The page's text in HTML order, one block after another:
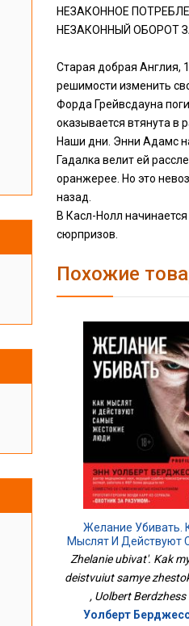
НЕЗАКОННОЕ
НЕЗАКОННЫЙ ОБОРОТ
Старая добрая Англия,
решимости изменить
Форда Грейвсдауна
оказывается втянута в
Наши дни. Энни Адамс
Гадалка велит ей
оранжерее. Но это
назад.
В Касл-Нолл
сюрпризов.
Похожие
Желание Убивать.
Мыслят И Действуют
Жестокие Люди
Zhelanie ubivat'. Kak
deistvuiut samye
, Uolbert Berdzhess
Уолберт